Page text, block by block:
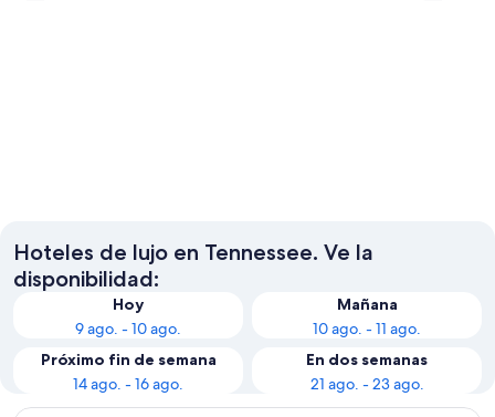
Hoteles de lujo en Tennessee. Ve la
disponibilidad:
Hoy
9 ago. - 10 ago.
Mañana
10 ago. - 11 ago.
Próximo fin de semana
14 ago. - 16 ago.
En dos semanas
21 ago. - 23 ago.